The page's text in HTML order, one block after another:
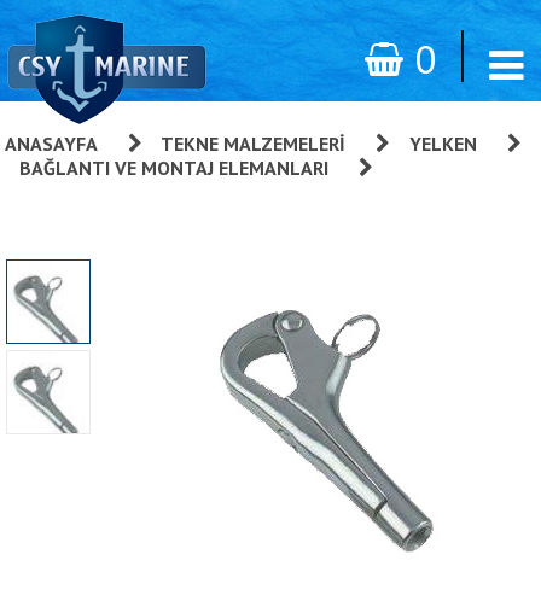
0
ANASAYFA TEKNE MALZEMELERI
YELKEN
BAĞLANTI VE MONTAJ ELEMANLARI